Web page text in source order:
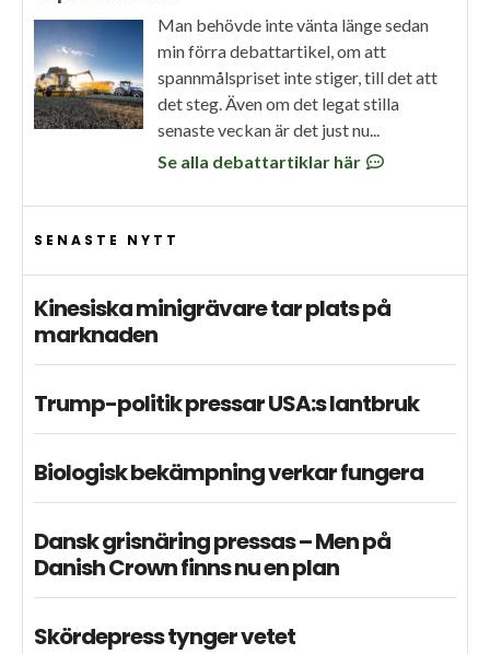
Man behövde inte vänta länge sedan
min förra debattartikel, om att
spannmålspriset inte stiger, till det att
det steg. Även om det legat stilla
senaste veckan är det just nu...
Se alla debattartiklar här
SENASTE NYTT
Kinesiska minigrävare tar plats på
marknaden
Trump-politik pressar USA:s lantbruk
Biologisk bekämpning verkar fungera
Dansk grisnäring pressas – Men på
Danish Crown finns nu en plan
Skördepress tynger vetet